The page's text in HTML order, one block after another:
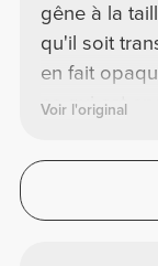
gêne à la
qu'il soit
en fait
ce qui est
Voir l'original